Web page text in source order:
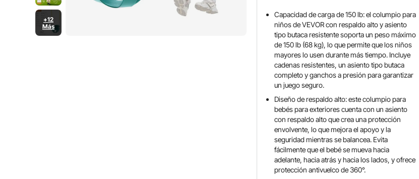
+12
Más
Capacidad de carga de 150 lb: el columpio para
niños de VEVOR con respaldo alto y asiento
tipo butaca resistente soporta un peso máximo
de 150 lb (68 kg), lo que permite que los niños
mayores lo usen durante más tiempo. Incluye
cadenas resistentes, un asiento tipo butaca
completo y ganchos a presión para garantizar
un juego seguro.
Diseño de respaldo alto: este columpio para
bebés para exteriores cuenta con un asiento
con respaldo alto que crea una protección
envolvente, lo que mejora el apoyo y la
seguridad mientras se balancea. Evita
fácilmente que el bebé se mueva hacia
adelante, hacia atrás y hacia los lados, y ofrece
protección antivuelco de 360°.